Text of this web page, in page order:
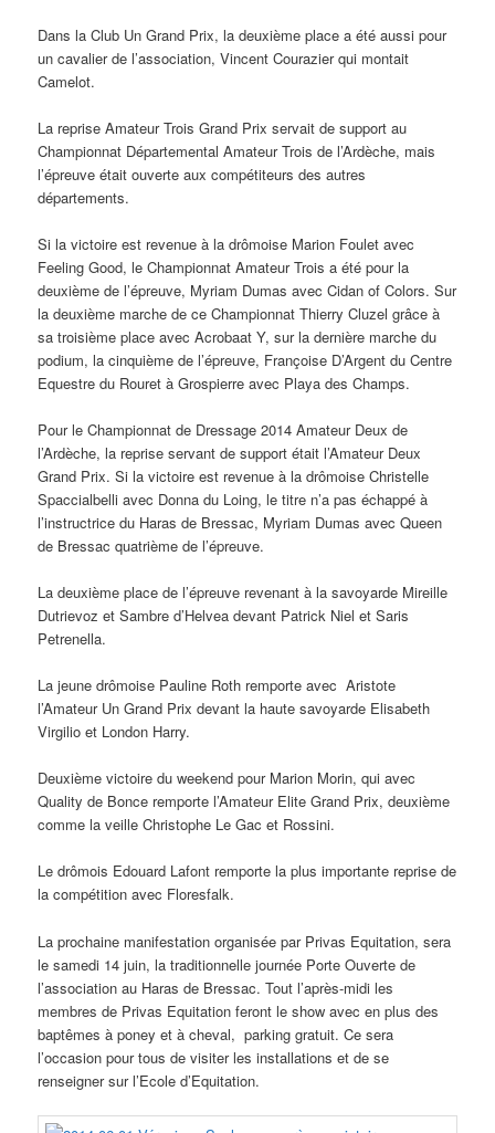
Dans la Club Un Grand Prix, la deuxième place a été aussi pour
un cavalier de l’association, Vincent Courazier qui montait
Camelot.
La reprise Amateur Trois Grand Prix servait de support au
Championnat Départemental Amateur Trois de l’Ardèche, mais
l’épreuve était ouverte aux compétiteurs des autres
départements.
Si la victoire est revenue à la drômoise Marion Foulet avec
Feeling Good, le Championnat Amateur Trois a été pour la
deuxième de l’épreuve, Myriam Dumas avec Cidan of Colors. Sur
la deuxième marche de ce Championnat Thierry Cluzel grâce à
sa troisième place avec Acrobaat Y, sur la dernière marche du
podium, la cinquième de l’épreuve, Françoise D’Argent du Centre
Equestre du Rouret à Grospierre avec Playa des Champs.
Pour le Championnat de Dressage 2014 Amateur Deux de
l’Ardèche, la reprise servant de support était l’Amateur Deux
Grand Prix. Si la victoire est revenue à la drômoise Christelle
Spaccialbelli avec Donna du Loing, le titre n’a pas échappé à
l’instructrice du Haras de Bressac, Myriam Dumas avec Queen
de Bressac quatrième de l’épreuve.
La deuxième place de l’épreuve revenant à la savoyarde Mireille
Dutrievoz et Sambre d’Helvea devant Patrick Niel et Saris
Petrenella.
La jeune drômoise Pauline Roth remporte avec Aristote
l’Amateur Un Grand Prix devant la haute savoyarde Elisabeth
Virgilio et London Harry.
Deuxième victoire du weekend pour Marion Morin, qui avec
Quality de Bonce remporte l’Amateur Elite Grand Prix, deuxième
comme la veille Christophe Le Gac et Rossini.
Le drômois Edouard Lafont remporte la plus importante reprise de
la compétition avec Floresfalk.
La prochaine manifestation organisée par Privas Equitation, sera
le samedi 14 juin, la traditionnelle journée Porte Ouverte de
l’association au Haras de Bressac. Tout l’après-midi les
membres de Privas Equitation feront le show avec en plus des
baptêmes à poney et à cheval, parking gratuit. Ce sera
l’occasion pour tous de visiter les installations et de se
renseigner sur l’Ecole d’Equitation.